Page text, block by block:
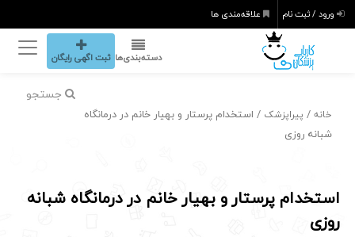
ورود / ثبت نام علاقه‌مندی ها
دسته‌بندی‌ها ثبت اگهی رایگان
جستجو
خانه / پیراپزشک / استخدام پرستار و بهیار خانم در درمانگاه
شبانه روزی
استخدام پرستار و بهیار خانم در درمانگاه شبانه
روزی